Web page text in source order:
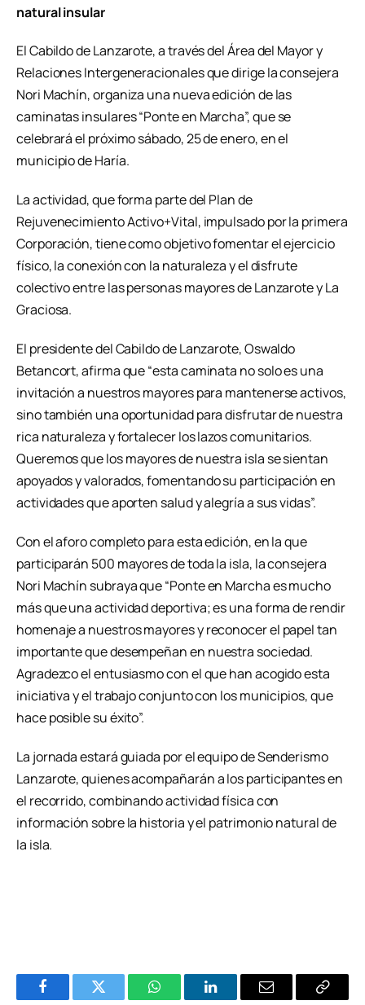
natural insular
El Cabildo de Lanzarote, a través del Área del Mayor y
Relaciones Intergeneracionales que dirige la consejera
Nori Machín, organiza una nueva edición de las
caminatas insulares “Ponte en Marcha”, que se
celebrará el próximo sábado, 25 de enero, en el
municipio de Haría.
La actividad, que forma parte del Plan de
Rejuvenecimiento Activo+Vital, impulsado por la primera
Corporación, tiene como objetivo fomentar el ejercicio
físico, la conexión con la naturaleza y el disfrute
colectivo entre las personas mayores de Lanzarote y La
Graciosa.
El presidente del Cabildo de Lanzarote, Oswaldo
Betancort, afirma que “esta caminata no solo es una
invitación a nuestros mayores para mantenerse activos,
sino también una oportunidad para disfrutar de nuestra
rica naturaleza y fortalecer los lazos comunitarios.
Queremos que los mayores de nuestra isla se sientan
apoyados y valorados, fomentando su participación en
actividades que aporten salud y alegría a sus vidas”.
Con el aforo completo para esta edición, en la que
participarán 500 mayores de toda la isla, la consejera
Nori Machín subraya que “Ponte en Marcha es mucho
más que una actividad deportiva; es una forma de rendir
homenaje a nuestros mayores y reconocer el papel tan
importante que desempeñan en nuestra sociedad.
Agradezco el entusiasmo con el que han acogido esta
iniciativa y el trabajo conjunto con los municipios, que
hace posible su éxito”.
La jornada estará guiada por el equipo de Senderismo
Lanzarote, quienes acompañarán a los participantes en
el recorrido, combinando actividad física con
información sobre la historia y el patrimonio natural de
la isla.
FacebookTwitter WhatsAppLinkedInEmail Copiar